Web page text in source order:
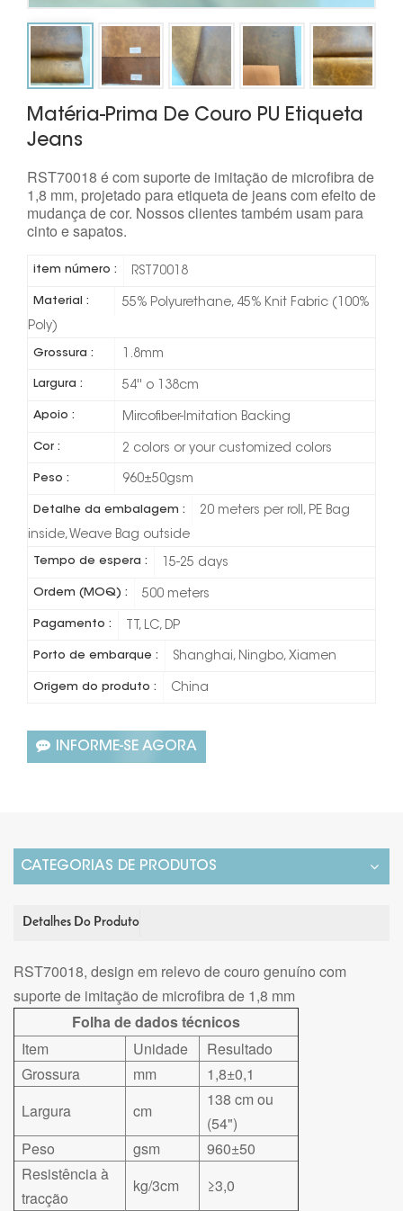
Matéria-Prima De Couro PU Etiqueta
Jeans
RST70018 é com suporte de imitação de microfibra de
1,8 mm, projetado para etiqueta de jeans com efeito de
mudança de cor. Nossos clientes também usam para
cinto e sapatos.
item número : RST70018
Material :
55% Polyurethane, 45% Knit Fabric (100%
Poly)
Grossura : 1.8mm
Largura : 54'' o 138cm
Apoio : Mircofiber-Imitation Backing
Cor : 2 colors or your customized colors
Peso : 960±50gsm
Detalhe da embalagem :
20 meters per roll, PE Bag
inside, Weave Bag outside
Tempo de espera : 15-25 days
Ordem (MOQ) : 500 meters
Pagamento : TT, LC, DP
Porto de embarque : Shanghai, Ningbo, Xiamen
Origem do produto : China
INFORME-SE AGORA
CATEGORIAS DE PRODUTOS
Detalhes Do Produto
RST70018, design em relevo de couro genuíno com
suporte de imitação de microfibra de 1,8 mm
Folha de dados técnicos
Item
Unidade
Resultado
Grossura
mm
1,8±0,1
Largura
cm
138 cm ou
(54")
Peso
gsm
960±50
Resistência à
tracção
kg/3cm
≥3,0